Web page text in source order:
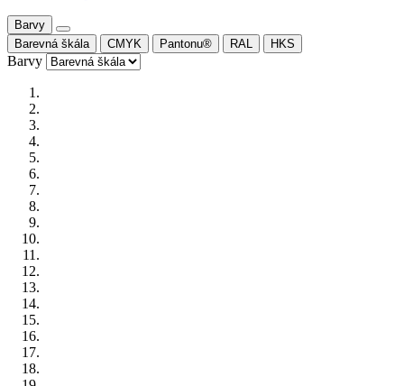
Barvy
Barevná škála
CMYK Pantonu® RAL HKS
Barvy